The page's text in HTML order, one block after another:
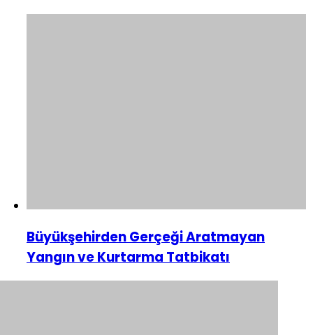
Büyükşehirden Gerçeği Aratmayan
Yangın ve Kurtarma Tatbikatı